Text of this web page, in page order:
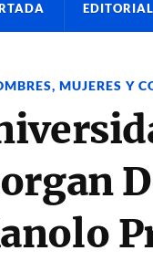
EDITORIAL
MUJERES Y